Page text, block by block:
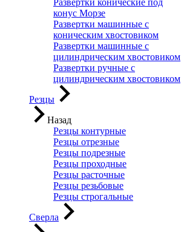
Развертки конические под
конус Морзе
Развертки машинные с
коническим хвостовиком
Развертки машинные с
цилиндрическим хвостовиком
Развертки ручные с
цилиндрическим хвостовиком
Резцы
Назад
Резцы контурные
Резцы отрезные
Резцы подрезные
Резцы проходные
Резцы расточные
Резцы резьбовые
Резцы строгальные
Сверла